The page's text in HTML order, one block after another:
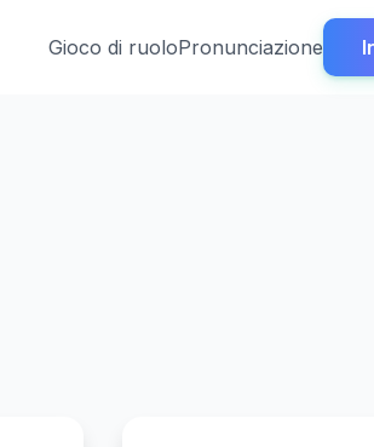
Gioco di ruoloPronunciazione